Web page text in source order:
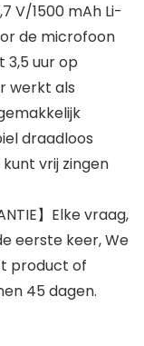
V/1500 mAh Li-
de microfoon
uur op
werkt als
draadloos
vrij zingen
】Elke vraag,
eerste keer, We
product of
45 dagen.